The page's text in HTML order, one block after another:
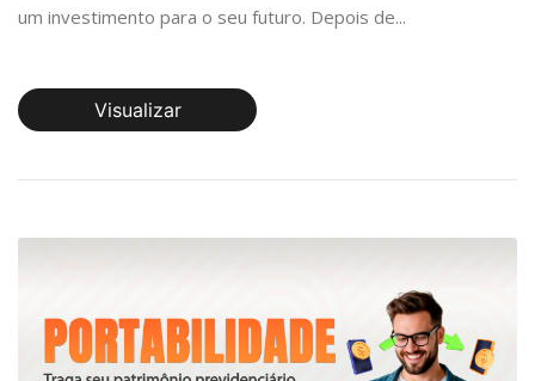
um investimento para o seu futuro. Depois de...
Visualizar